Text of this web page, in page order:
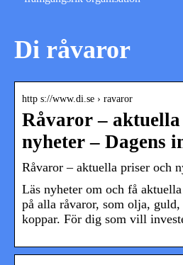
Di råvaror
http s://www.di.se › ravaror
Råvaror –
nyheter – Dagens
Råvaror – aktuella priser och
Läs nyheter om och få
på alla råvaror, som olja,
koppar. För dig som vill